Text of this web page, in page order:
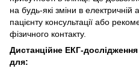
на будь-які зміни в
пацієнту консультації або
фізичного контакту.
Дистанційне ЕКГ-
для: